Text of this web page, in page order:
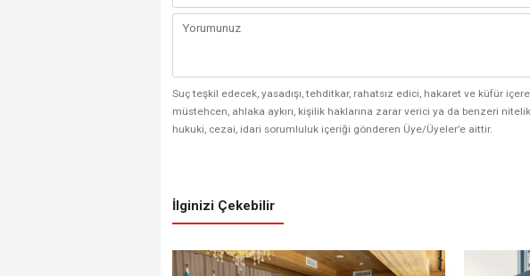
Suç teşkil edecek, yasadışı, tehditkar, rahatsız edici, hakaret ve küfür
müstehcen, ahlaka aykırı, kişilik haklarına zarar verici ya da benzeri
hukuki, cezai, idari sorumluluk içeriği gönderen Üye/Üyeler’e aittir.
İlginizi Çekebilir